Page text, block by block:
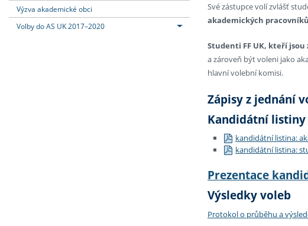
Výzva akademické obci
Volby do AS UK 2017–2020
Své zástupce volí zvlášť
akademických
Studenti FF UK, kteří
a zároveň být voleni jako
hlavní volební komisi.
Zápisy z jednání
Kandidátní listiny
kandidátní listina:
kandidátní listina:
Prezentace
Výsledky voleb
Protokol o průběhu a